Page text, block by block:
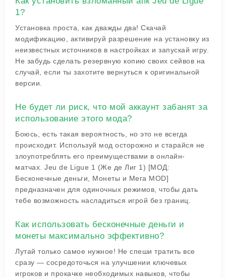
1?
Установка проста, как дважды два! Скачай
модификацию, активируй разрешение на установку из
неизвестных источников в настройках и запускай игру.
Не забудь сделать резервную копию своих сейвов на
случай, если ты захотите вернуться к оригинальной
версии.
Не будет ли риск, что мой аккаунт забанят за
использование этого мода?
Боюсь, есть такая вероятность, но это не всегда
происходит. Используй мод осторожно и старайся не
злоупотреблять его преимуществами в онлайн-
матчах. Jeu de Ligue 1 (Же де Лиг 1) [МОД:
Бесконечные деньги, Монеты и Мега MOD]
предназначен для одиночных режимов, чтобы дать
тебе возможность насладиться игрой без границ.
Как использовать бесконечные деньги и
монеты максимально эффективно?
Лутай только самое нужное! Не спеши тратить все
сразу — сосредоточься на улучшении ключевых
игроков и прокачке необходимых навыков, чтобы